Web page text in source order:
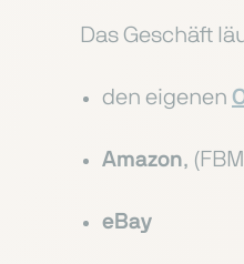
Das Geschäft
den eigenen
Amazon,
eBay